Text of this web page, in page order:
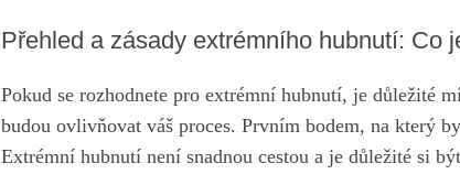
Přehled a zásady extrémního hubnutí: Co
Pokud se rozhodnete pro extrémní hubnutí, je důležité
budou ovlivňovat váš proces. Prvním bodem, na který
Extrémní hubnutí není snadnou cestou a je důležité si